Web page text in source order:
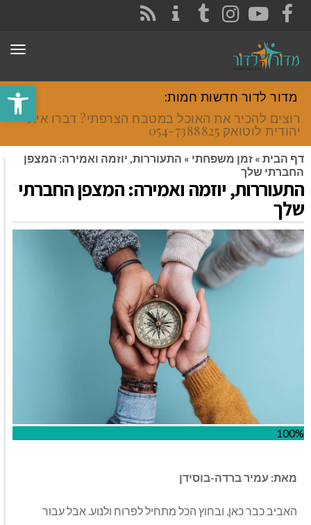
פתח
FACEBOOK
YOUTUBE
INSTAGRAM
TUMBLR
מדור לדור חדשות חמות:
רוצים להכיר את האוכל במטבח הצרפתי? דברו איתי
יהודית לוטואק 054-7388825.
דף הבית » זמן משפחתי » התעוררות, יוזמה ואמירה: המצפן
החברתי שלך
התעוררות, יוזמה ואמירה: המצפן החברתי
שלך
100%
מאת: עמיר ברדה-בוסידן
האביב כבר כאן, ובחוץ הכל מתחיל לפרוח ולנוע. אבל עבור